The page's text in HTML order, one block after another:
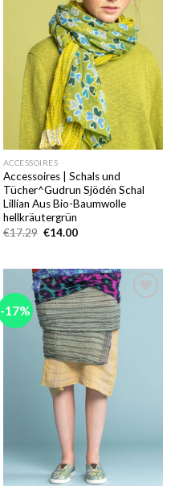
ACCESSOIRES
Accessoires | Schals und
Tücher^Gudrun Sjödén Schal
Lillian Aus Bio-Baumwolle
hellkräutergrün
€17.29 Ursprünglicher
€14.00Aktueller
-17%